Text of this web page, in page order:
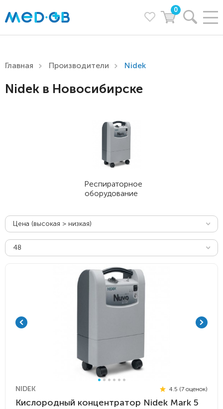
0
Главная Производители Nidek
Nidek в Новосибирске
Респираторное
оборудование
Цена (высокая > низкая)
48
NIDEK 4.5 (7 оценок)
Кислородный концентратор Nidek Mark 5